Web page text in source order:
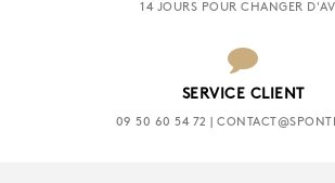
14 JOURS POUR CHANGER
SERVICE CLIENT
09 50 60 54 72 |